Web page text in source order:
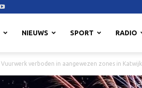
NIEUWS SPORT RADIO
Vuurwerk verboden in aangewezen zones in Katwijk